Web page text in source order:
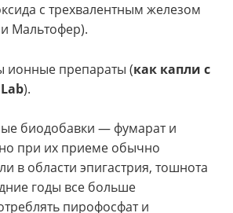
с трехвалентным железом
Мальтофер).
ионные препараты (как капли с
).
биодобавки — фумарат и
при их приеме обычно
в области эпигастрия, тошнота
годы все больше
пирофосфат и